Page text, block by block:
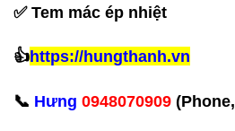
✅Tem mác ép nhiệt
👍https://hungthanh.vn
📞 Hưng 0948070909 (Phone,